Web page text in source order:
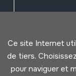
Ce site Internet
de tiers.
pour naviguer et